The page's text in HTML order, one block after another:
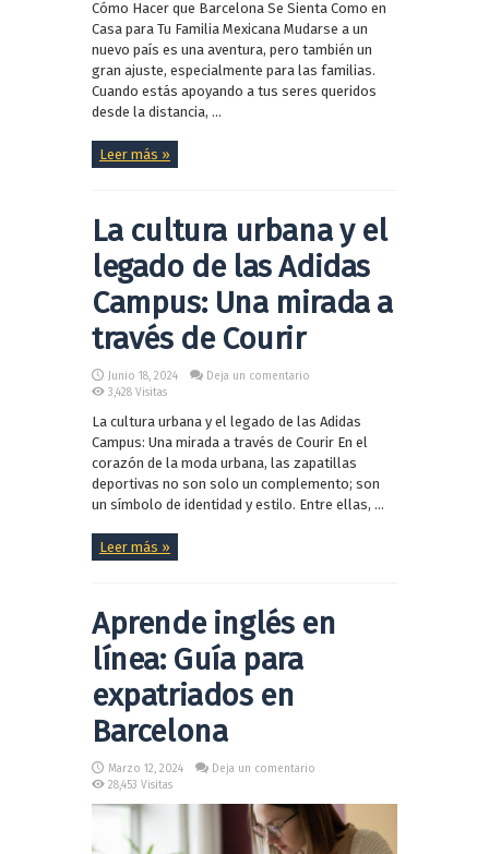
Cómo Hacer que Barcelona Se Sienta Como en
Casa para Tu Familia Mexicana Mudarse a un
nuevo país es una aventura, pero también un
gran ajuste, especialmente para las familias.
Cuando estás apoyando a tus seres queridos
desde la distancia, ...
Leer más »
La cultura urbana y el
legado de las Adidas
Campus: Una mirada a
través de Courir
Junio 18, 2024
Deja un comentario
3,428 Visitas
La cultura urbana y el legado de las Adidas
Campus: Una mirada a través de Courir En el
corazón de la moda urbana, las zapatillas
deportivas no son solo un complemento; son
un símbolo de identidad y estilo. Entre ellas, ...
Leer más »
Aprende inglés en
línea: Guía para
expatriados en
Barcelona
Marzo 12, 2024
Deja un comentario
28,453 Visitas